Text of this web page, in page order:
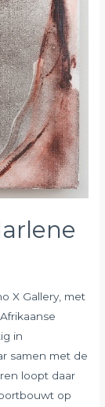
X Gallery, met
in
samen met de
loopt daar
op